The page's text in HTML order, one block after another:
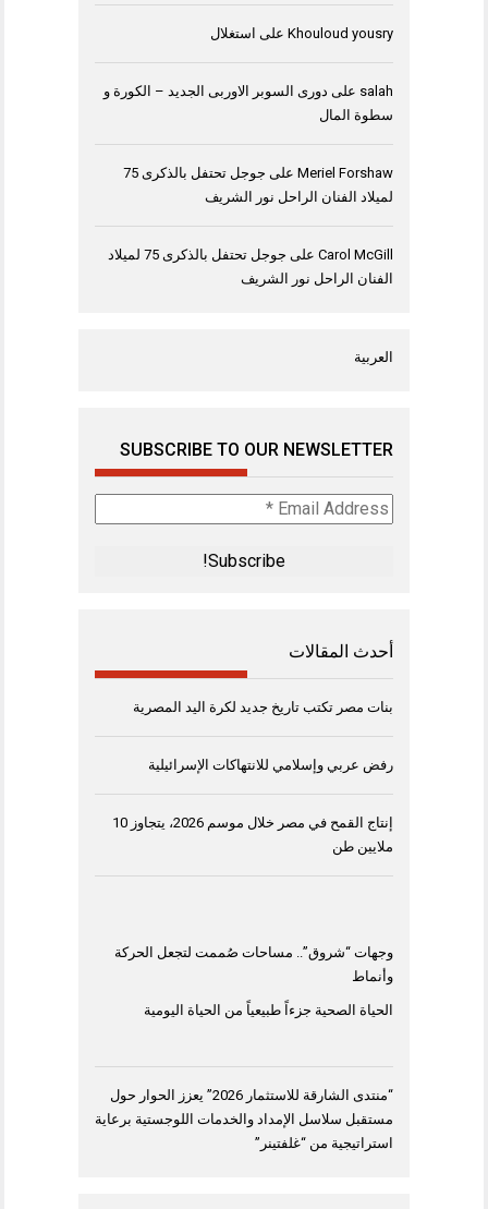
Khouloud yousry على استغلال
salah على دورى السوبر الاوربى الجديد – الكورة و
سطوة المال
Meriel Forshaw على
جوجل تحتفل بالذكرى 75
لميلاد الفنان الراحل نور الشريف
Carol McGill على
جوجل تحتفل بالذكرى 75 لميلاد
الفنان الراحل نور الشريف
العربية
SUBSCRIBE TO OUR NEWSLETTER
Email
Address
أحدث المقالات
بنات مصر تكتب تاريخ جديد لكرة اليد المصرية
رفض عربي وإسلامي للانتهاكات الإسرائيلية
إنتاج القمح في مصر خلال موسم 2026، يتجاوز 10
ملايين طن
وجهات “شروق”.. مساحات صُممت لتجعل الحركة
وأنماط
الحياة الصحية جزءاً طبيعياً من الحياة اليومية
“منتدى الشارقة للاستثمار 2026” يعزز الحوار حول
مستقبل سلاسل الإمداد والخدمات اللوجستية برعاية
استراتيجية من “غلفتينر”